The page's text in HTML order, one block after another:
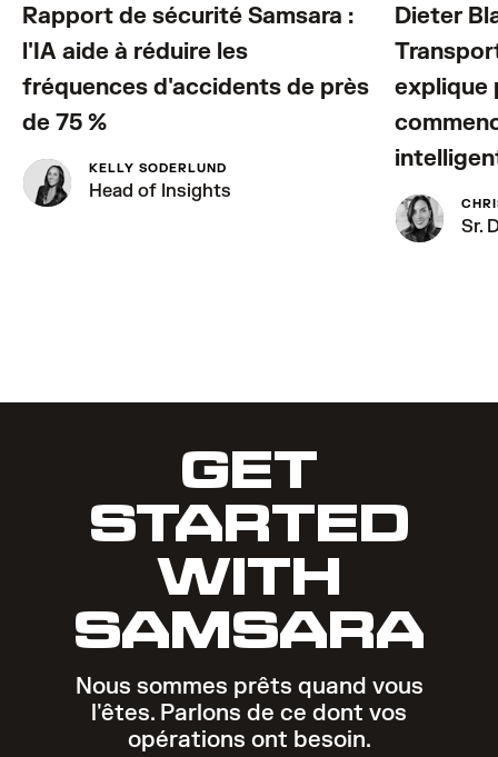
Rapport de sécurité Samsara :
l'IA aide à réduire les
fréquences d'accidents de près
de 75 %
KELLY SODERLUND
Head of Insights
Dieter
explique
Sr.
GET
STARTED
WITH
SAMSARA
Nous sommes prêts quand vous
l'êtes. Parlons de ce dont vos
opérations ont besoin.